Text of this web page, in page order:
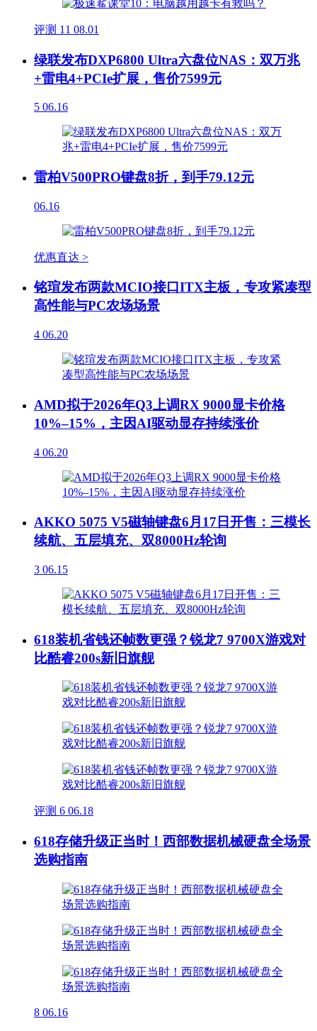
评测 11 08.01
绿联发布DXP6800 Ultra六盘位NAS：双万兆
+雷电4+PCIe扩展，售价7599元
5 06.16
雷柏V500PRO键盘8折，到手79.12元
06.16
优惠直达 >
铭瑄发布两款MCIO接口ITX主板，专攻紧凑型
高性能与PC农场场景
4 06.20
AMD拟于2026年Q3上调RX 9000显卡价格
10%–15%，主因AI驱动显存持续涨价
4 06.20
AKKO 5075 V5磁轴键盘6月17日开售：三模长
续航、五层填充、双8000Hz轮询
3 06.15
618装机省钱还帧数更强？锐龙7 9700X游戏对
比酷睿200s新旧旗舰
评测 6 06.18
618存储升级正当时！西部数据机械硬盘全场景
选购指南
8 06.16